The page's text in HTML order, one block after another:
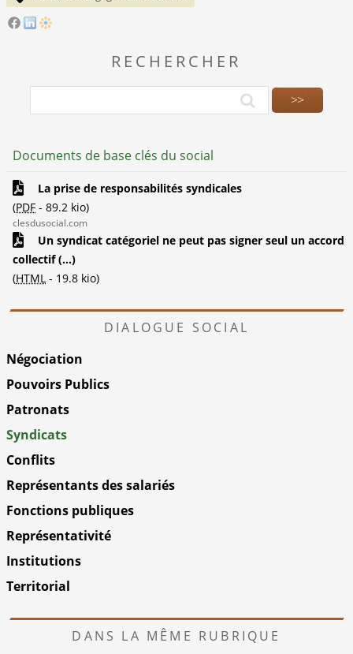
RECHERCHER
Documents de base clés du social
La prise de responsabilités syndicales
(PDF - 89.2 kio)
clesdusocial.com
Un syndicat catégoriel ne peut pas signer seul un accord
collectif (...)
(HTML - 19.8 kio)
DIALOGUE SOCIAL
Négociation
Pouvoirs Publics
Patronats
Syndicats
Conflits
Représentants des salariés
Fonctions publiques
Représentativité
Institutions
Territorial
DANS LA MÊME RUBRIQUE